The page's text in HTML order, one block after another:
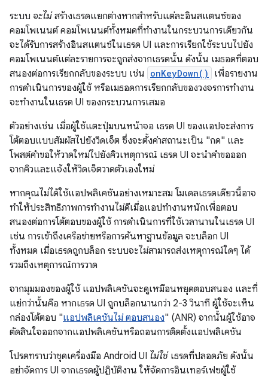
ระบบ จะไม่ สร้างเธรดแยกต่างหากสำหรับแต่ละอินสแตนซ์ของ
คอมโพเนนต์ คอมโพเนนต์ทั้งหมดที่ทำงานในกระบวนการเดียวกัน
จะได้รับการสร้างอินสแตนซ์ในเธรด UI และการเรียกใช้ระบบไปยัง
คอมโพเนนต์แต่ละรายการจะถูกส่งจากเธรดนั้น ดังนั้น เมธอดที่ตอบ
สนองต่อการเรียกกลับของระบบ เช่น onKeyDown()
เพื่อรายงาน
การดำเนินการของผู้ใช้ หรือเมธอดการเรียกกลับของวงจรการทำงาน
จะทำงานในเธรด UI ของกระบวนการเสมอ
ตัวอย่างเช่น เมื่อผู้ใช้แตะปุ่มบนหน้าจอ เธรด UI ของแอปจะส่งการ
โต้ตอบแบบสัมผัสไปยังวิดเจ็ต ซึ่งจะตั้งค่าสถานะเป็น "กด" และ
โพสต์คำขอให้วาดใหม่ไปยังคิวเหตุการณ์ เธรด UI จะนำคำขอออก
จากคิวและแจ้งให้วิดเจ็ตวาดตัวเองใหม่
หากคุณไม่ได้ใช้แอปพลิเคชันอย่างเหมาะสม โมเดลเธรดเดียวนี้อาจ
ทำให้ประสิทธิภาพการทำงานไม่ดีเมื่อแอปทำงานหนักเพื่อตอบ
สนองต่อการโต้ตอบของผู้ใช้ การดำเนินการที่ใช้เวลานานในเธรด UI
เช่น การเข้าถึงเครือข่ายหรือการค้นหาฐานข้อมูล จะบล็อก UI
ทั้งหมด เมื่อเธรดถูกบล็อก ระบบจะไม่สามารถส่งเหตุการณ์ใดๆ ได้
รวมถึงเหตุการณ์การวาด
จากมุมมองของผู้ใช้ แอปพลิเคชันจะดูเหมือนหยุดตอบสนอง และที่
แย่กว่านั้นคือ หากเธรด UI ถูกบล็อกนานกว่า 2-3 วินาที ผู้ใช้จะเห็น
กล่องโต้ตอบ "แอปพลิเคชันไม่ ตอบสนอง" (ANR) จากนั้นผู้ใช้อาจ
ตัดสินใจออกจากแอปพลิเคชันหรือถอนการติดตั้งแอปพลิเคชัน
โปรดทราบว่าชุดเครื่องมือ Android UI ไม่ใช่ เธรดที่ปลอดภัย ดังนั้น
อย่าจัดการ UI จากเธรดผู้ปฏิบัติงาน ให้จัดการอินเทอร์เฟซผู้ใช้